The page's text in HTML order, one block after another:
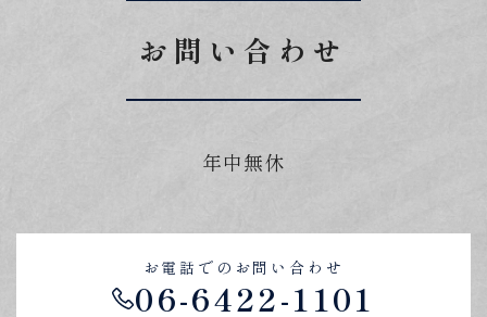
お問い合わせ
年中無休
お電話でのお問い合わせ
06-6422-1101